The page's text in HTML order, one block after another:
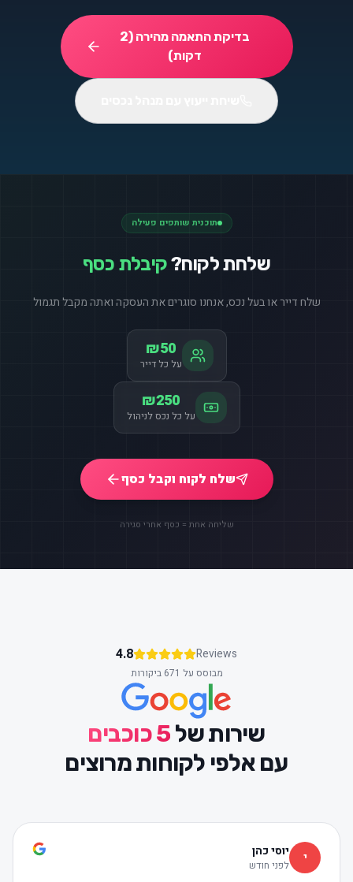
בדיקת התאמה מהירה (2
דקות)
תוכנית שותפים פעילה
שלחת לקוח?קיבלת כסף
שלח דייר או בעל נכס, אנחנו סוגרים את העסקה ואתה מקבל תגמול
₪50
על כל דייר
₪250
על כל נכס לניהול
שלח לקוח וקבל כסף
שליחה אחת = כסף אחרי סגירה
Reviews
4.8
מבוסס על 671 ביקורות
שירות של5 כוכבים
עם אלפי לקוחות מרוצים
י יוסי כהן
לפני חודש